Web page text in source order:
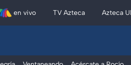
en vivo TV Azteca Azteca